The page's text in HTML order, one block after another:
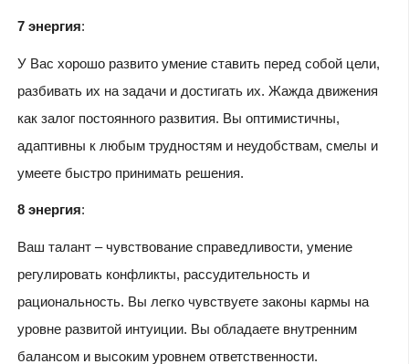
7 энергия:
У Вас хорошо развито умение ставить перед собой цели,
разбивать их на задачи и достигать их. Жажда движения
как залог постоянного развития. Вы оптимистичны,
адаптивны к любым трудностям и неудобствам, смелы и
умеете быстро принимать решения.
8 энергия:
Ваш талант – чувствование справедливости, умение
регулировать конфликты, рассудительность и
рациональность. Вы легко чувствуете законы кармы на
уровне развитой интуиции. Вы обладаете внутренним
балансом и высоким уровнем ответственности.